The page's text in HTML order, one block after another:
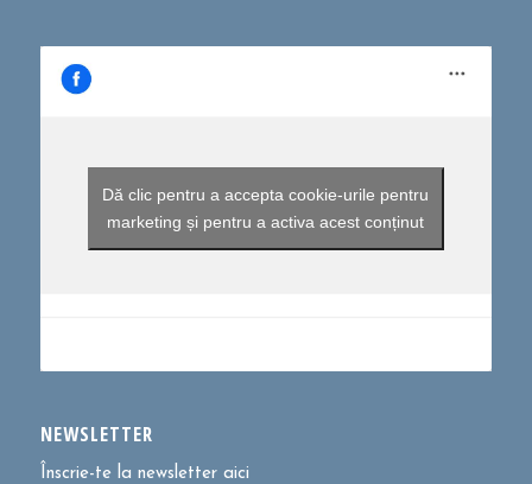
Dă clic pentru a accepta cookie-urile pentru
marketing și pentru a activa acest conținut
NEWSLETTER
Înscrie-te la newsletter aici